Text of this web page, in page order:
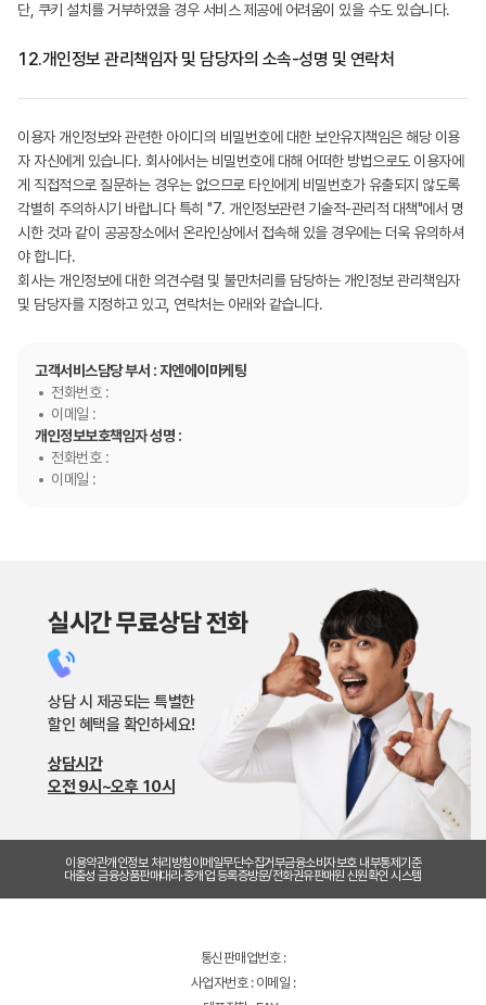
단, 쿠키 설치를 거부하였을 경우 서비스 제공에 어려움이 있을 수도 있습니다.
12.개인정보 관리책임자 및 담당자의 소속-성명 및 연락처
이용자 개인정보와 관련한 아이디의 비밀번호에 대한 보안유지책임은 해당 이용
자 자신에게 있습니다. 회사에서는 비밀번호에 대해 어떠한 방법으로도 이용자에
게 직접적으로 질문하는 경우는 없으므로 타인에게 비밀번호가 유출되지 않도록
각별히 주의하시기 바랍니다 특히 "7. 개인정보관련 기술적-관리적 대책"에서 명
시한 것과 같이 공공장소에서 온라인상에서 접속해 있을 경우에는 더욱 유의하셔
야 합니다.
회사는 개인정보에 대한 의견수렴 및 불만처리를 담당하는 개인정보 관리책임자
및 담당자를 지정하고 있고, 연락처는 아래와 같습니다.
고객서비스담당 부서 : 지엔에이마케팅
전화번호 :
이메일 :
개인정보보호책임자 성명 :
전화번호 :
이메일 :
실시간 무료상담 전화
상담 시 제공되는 특별한
할인 혜택을 확인하세요!
상담시간
오전 9시~오후 10시
이용약관개인정보 처리방침이메일무단수집거부금융소비자보호 내부통제기준
대출성 금융상품판매대리·중개업 등록증방문/전화권유판매원 신원확인 시스템
통신판매업번호 :
사업자번호 : 이메일 :